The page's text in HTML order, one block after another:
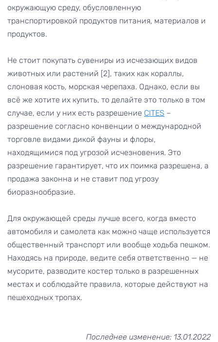
окружающую среду, обусловленную
транспортировкой продуктов питания, материалов и
продуктов.
Не стоит покупать сувениры из исчезающих видов
животных или растений [2], таких как кораллы,
слоновая кость, морская черепаха. Однако, если вы
всё же хотите их купить, то делайте это только в том
случае, если у них есть разрешение CITES –
разрешение согласно конвенции о международной
торговле видами дикой фауны и флоры,
находящимися под угрозой исчезновения. Это
разрешение гарантирует, что их поимка разрешена, а
продажа законна и не ставит под угрозу
биоразнообразие.
Для окружающей среды лучше всего, когда вместо
автомобиля и самолета как можно чаще используется
общественный транспорт или вообще ходьба пешком.
Находясь на природе, ведите себя ответственно — не
мусорите, разводите костер только в разрешенных
местах и соблюдайте правила, которые действуют на
пешеходных тропах.
Последнее изменение: 13.01.2022